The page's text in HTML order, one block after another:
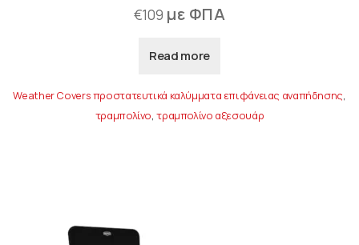
€109 με ΦΠΑ
Read more
Weather Covers προστατευτικά καλύμματα επιφάνειας αναπήδησης,
τραμπολίνο,τραμπολίνο αξεσουάρ